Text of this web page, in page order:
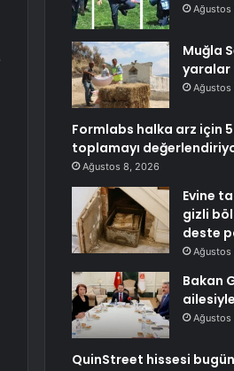
Ağustos
Muğla
yaralar
Ağustos
Formlabs halka arz için
toplamayı
Ağustos 8, 2026
Evine
gizli
deste
Ağustos
Bakan
Ağustos
QuinStreet hissesi